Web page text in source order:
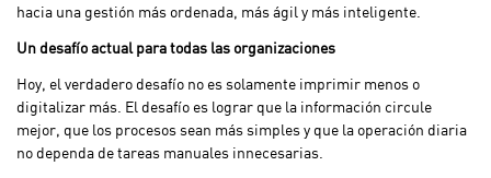
hacia una gestión más ordenada, más ágil y más inteligente.
Un desafío actual para todas las organizaciones
Hoy, el verdadero desafío no es solamente imprimir menos o
digitalizar más. El desafío es lograr que la información circule
mejor, que los procesos sean más simples y que la operación diaria
no dependa de tareas manuales innecesarias.